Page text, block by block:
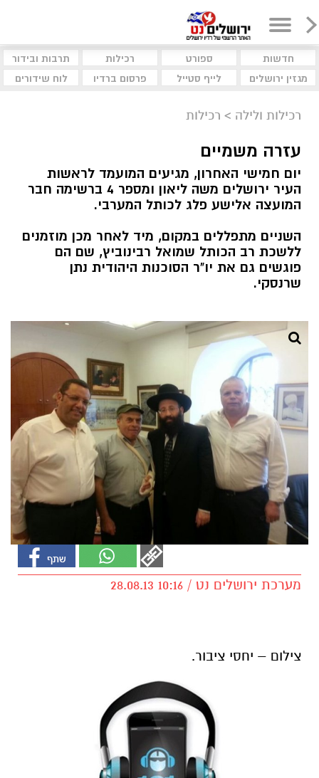
חדשות ספורט רכילות
תרבות ובידור
מגזין ירושלים
לייף סטייל פרסום ברדיו לוח שידורים
רכילות ולילה > רכילות
עזרה משמיים
יום חמישי האחרון, מגיעים המועמד לראשות
העיר ירושלים משה ליאון ומספר 4 ברשימה חבר
המועצה אלישע פלג לכותל המערבי.
השניים מתפללים במקום, מיד לאחר מכן מוזמנים
ללשכת רב הכותל שמואל רבינוביץ, שם הם
פוגשים גם את יו"ר הסוכנות היהודית נתן
שרנסקי.
מערכת ירושלים נט / 10:16 28.08.13
צילום – יחסי ציבור.